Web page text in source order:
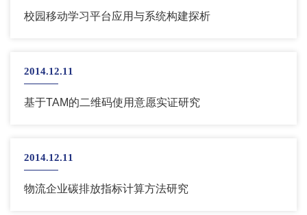
校园移动学习平台应用与系统构建探析
2014.12.11
基于TAM的二维码使用意愿实证研究
2014.12.11
物流企业碳排放指标计算方法研究